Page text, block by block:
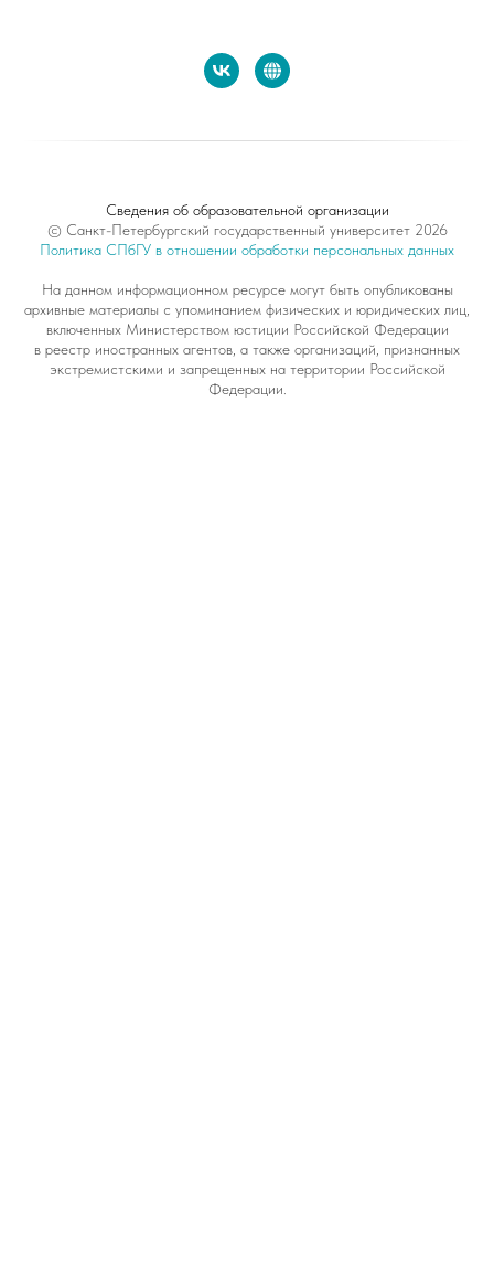
Сведения об образовательной организации
© Санкт-Петербургский государственный университет 2026
Политика СПбГУ в отношении обработки персональных данных
На данном информационном ресурсе могут быть опубликованы
архивные материалы с упоминанием физических и юридических лиц,
включенных Министерством юстиции Российской Федерации
в реестр иностранных агентов, а также организаций, признанных
экстремистскими и запрещенных на территории Российской
Федерации.